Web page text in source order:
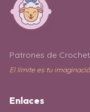
Patrones de
El límite es tu
Enlaces